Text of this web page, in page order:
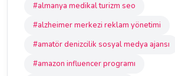
#almanya medikal turizm seo
#alzheimer merkezi reklam yönetimi
#amatör denizcilik sosyal medya ajansı
#amazon influencer programı